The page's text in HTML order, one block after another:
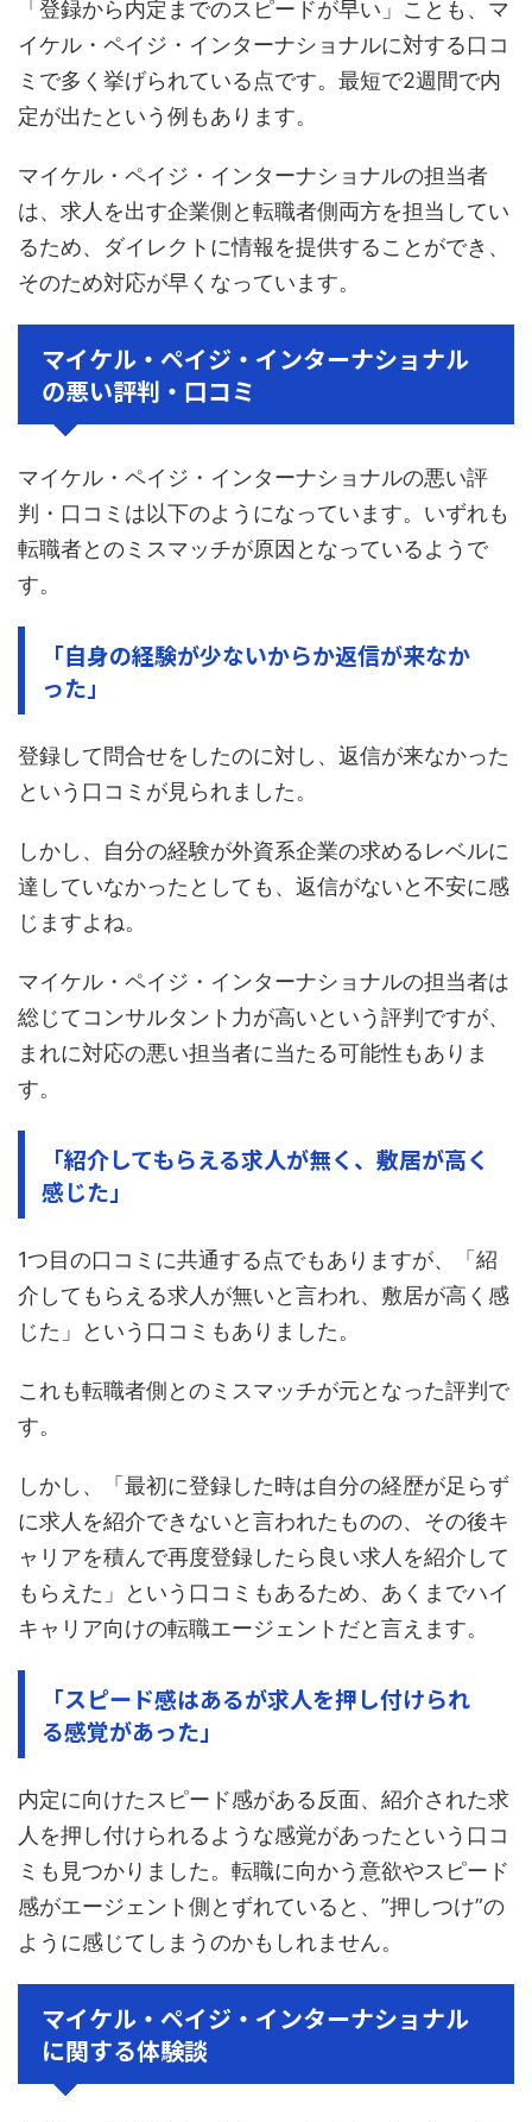
「登録から内定までのスピードが早い」ことも、マ
イケル・ペイジ・インターナショナルに対する口コ
ミで多く挙げられている点です。最短で2週間で内
定が出たという例もあります。
マイケル・ペイジ・インターナショナルの担当者
は、求人を出す企業側と転職者側両方を担当してい
るため、ダイレクトに情報を提供することができ、
そのため対応が早くなっています。
マイケル・ペイジ・インターナショナル
の悪い評判・口コミ
マイケル・ペイジ・インターナショナルの悪い評
判・口コミは以下のようになっています。いずれも
転職者とのミスマッチが原因となっているようで
す。
「自身の経験が少ないからか返信が来なか
った」
登録して問合せをしたのに対し、返信が来なかった
という口コミが見られました。
しかし、自分の経験が外資系企業の求めるレベルに
達していなかったとしても、返信がないと不安に感
じますよね。
マイケル・ペイジ・インターナショナルの担当者は
総じてコンサルタント力が高いという評判ですが、
まれに対応の悪い担当者に当たる可能性もありま
す。
「紹介してもらえる求人が無く、敷居が高く
感じた」
1つ目の口コミに共通する点でもありますが、「紹
介してもらえる求人が無いと言われ、敷居が高く感
じた」という口コミもありました。
これも転職者側とのミスマッチが元となった評判で
す。
しかし、「最初に登録した時は自分の経歴が足らず
に求人を紹介できないと言われたものの、その後キ
ャリアを積んで再度登録したら良い求人を紹介して
もらえた」という口コミもあるため、あくまでハイ
キャリア向けの転職エージェントだと言えます。
「スピード感はあるが求人を押し付けられ
る感覚があった」
内定に向けたスピード感がある反面、紹介された求
人を押し付けられるような感覚があったという口コ
ミも見つかりました。転職に向かう意欲やスピード
感がエージェント側とずれていると、”押しつけ”の
ように感じてしまうのかもしれません。
マイケル・ペイジ・インターナショナル
に関する体験談